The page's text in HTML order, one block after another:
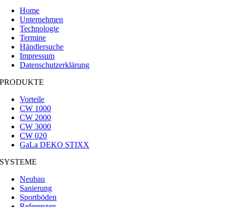
Home
Unternehmen
Technologie
Termine
Händlersuche
Impressum
Datenschutzerklärung
PRODUKTE
Vorteile
CW 1000
CW 2000
CW 3000
CW 020
GaLa DEKO STIXX
SYSTEME
Neubau
Sanierung
Sportböden